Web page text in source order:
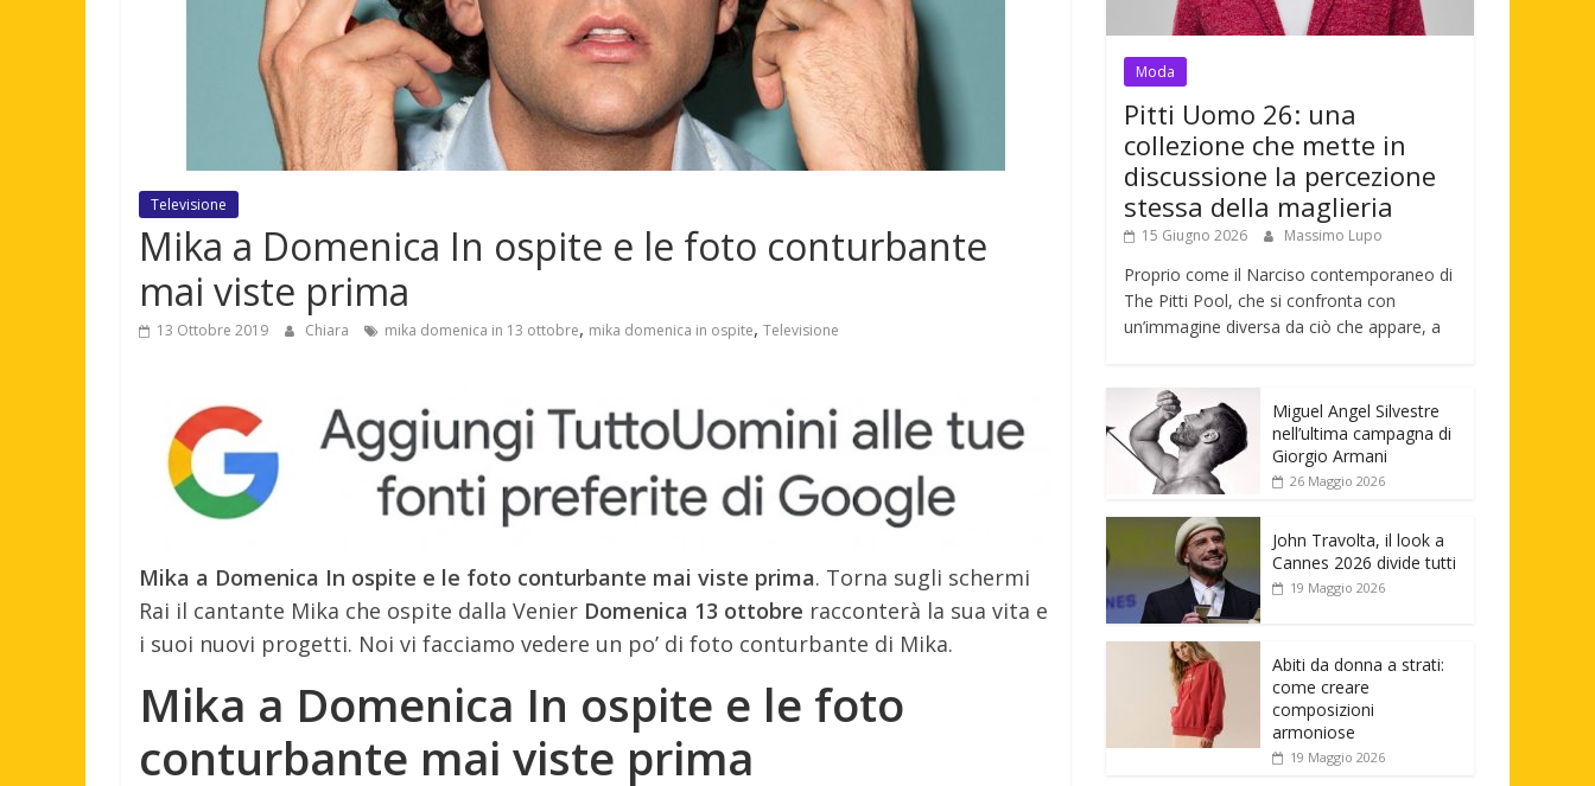
Televisione
Mika a Domenica In ospite e le foto conturbante
mai viste prima
13 Ottobre 2019 Chiara mika domenica in 13 ottobre, mika domenica in ospite, Televisione
Mika a Domenica In ospite e le foto conturbante mai viste prima. Torna sugli schermi
Rai il cantante Mika che ospite dalla Venier Domenica 13 ottobre racconterà la sua vita e
i suoi nuovi progetti. Noi vi facciamo vedere un po’ di foto conturbante di Mika.
Mika a Domenica In ospite e le foto
conturbante mai viste prima
Moda
Pitti Uomo 26: una
collezione che mette in
discussione la percezione
stessa della maglieria
15 Giugno 2026 Massimo Lupo
Proprio come il Narciso contemporaneo di
The Pitti Pool, che si confronta con
un’immagine diversa da ciò che appare, a
Miguel Angel Silvestre
nell’ultima campagna di
Giorgio Armani
26 Maggio 2026
John Travolta, il look a
Cannes 2026 divide tutti
19 Maggio 2026
Abiti da donna a strati:
come creare
composizioni
armoniose
19 Maggio 2026